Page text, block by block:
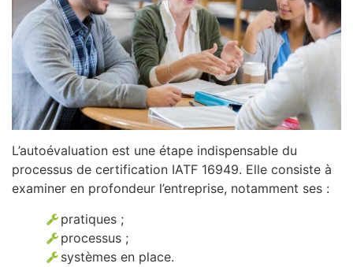
L’autoévaluation est une étape indispensable du
processus de certification IATF 16949. Elle consiste à
examiner en profondeur l’entreprise, notamment ses :
pratiques ;
processus ;
systèmes en place.